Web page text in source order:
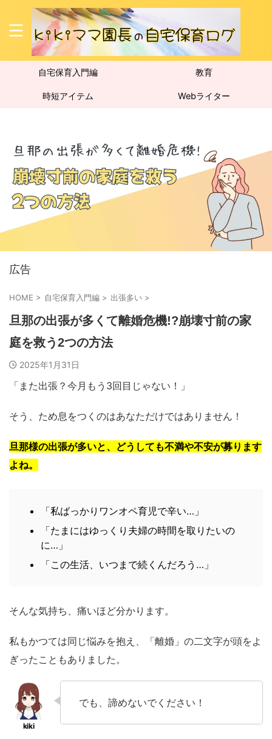
自宅保育入門編 教育
時短アイテム Webライター
広告
HOME > 自宅保育入門編 > 出張多い >
旦那の出張が多くて離婚危機!?崩壊寸前の家
庭を救う2つの方法
2025年1月31日
「また出張？今月もう3回目じゃない！」
そう、ため息をつくのはあなただけではありません！
旦那様の出張が多いと、どうしても不満や不安が募ります
よね。
「私ばっかりワンオペ育児で辛い…」
「たまにはゆっくり夫婦の時間を取りたいの
に…」
「この生活、いつまで続くんだろう…」
そんな気持ち、痛いほど分かります。
私もかつては同じ悩みを抱え、「離婚」の二文字が頭をよ
ぎったこともありました。
でも、諦めないでください！